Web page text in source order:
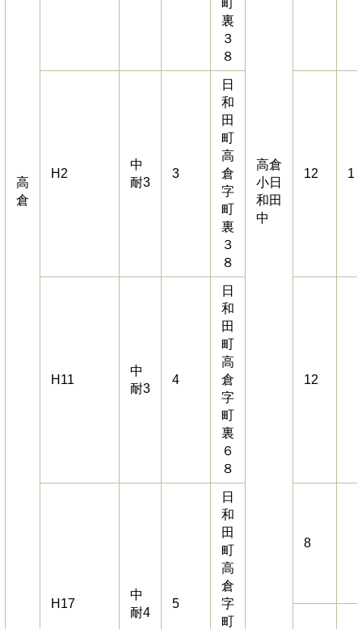
高
倉
高倉
小日
和田
中
裏
３
８
H2
中
耐3
3
日
和
田
町
高
倉
字
町
裏
３
８
12 1
H11
中
耐3
4
日
和
田
町
高
倉
字
町
裏
６
８
12
H17
中
耐4
5
日
和
田
町
高
倉
字
町
8